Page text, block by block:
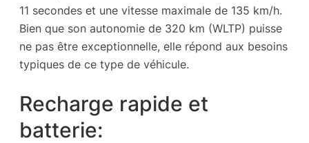
11 secondes et une vitesse maximale de 135 km/h.
Bien que son autonomie de 320 km (WLTP) puisse
ne pas être exceptionnelle, elle répond aux besoins
typiques de ce type de véhicule.
Recharge rapide et
batterie: